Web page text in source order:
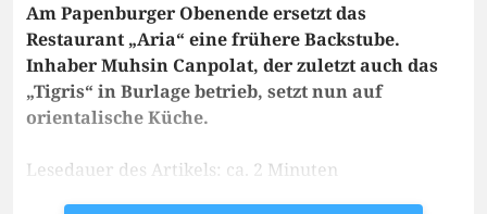
Am Papenburger Obenende ersetzt das
Restaurant „Aria“ eine frühere Backstube.
Inhaber Muhsin Canpolat, der zuletzt auch das
„Tigris“ in Burlage betrieb, setzt nun auf
orientalische Küche.
Lesedauer des Artikels: ca. 2 Minuten